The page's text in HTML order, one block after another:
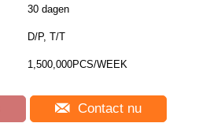
30 dagen
D/P, T/T
1,500,000PCS/WEEK
Contact nu